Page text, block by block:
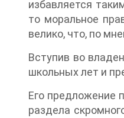
избавляется
то моральное
велико, что, по
Вступив во
школьных лет и
Его предложение
раздела